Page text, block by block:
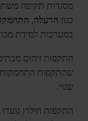
מסגרות תקיפה
כגון הרעלה,
במערכות למידת
התקפות זיהום
שהתקפות התחמקות
שגוי.
התקפות חילוץ